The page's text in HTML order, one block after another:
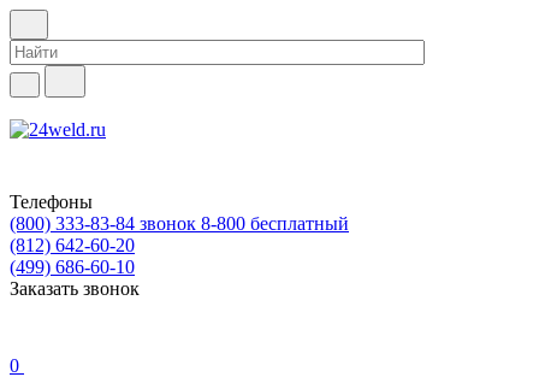
Телефоны
(800) 333-83-84 звонок 8-800 бесплатный
(812) 642-60-20
(499) 686-60-10
Заказать звонок
0